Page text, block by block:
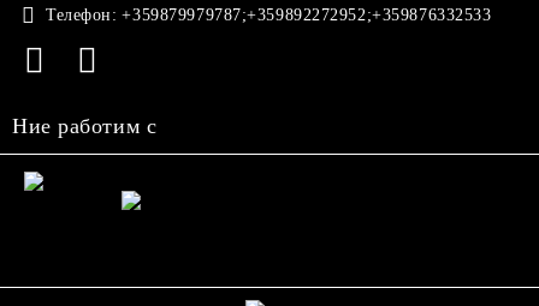
Телефон: +359879979787;+359892272952;+359876332533
Ние работим с